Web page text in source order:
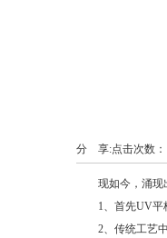
点击次数：
分 享:
现如今，涌现出
1、首先UV平板
2、传统工艺中